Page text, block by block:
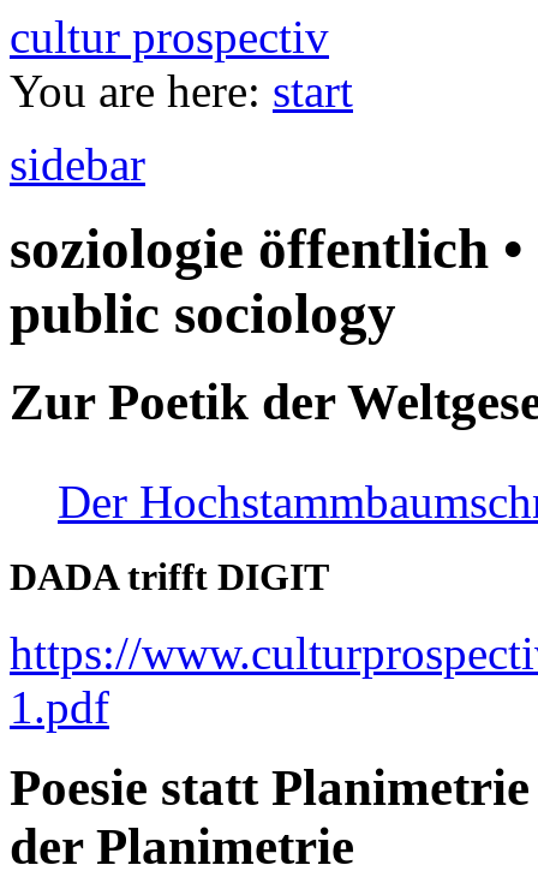
cultur prospectiv
You are here: start
sidebar
soziologie öffentlich
public sociology
Zur Poetik der
Der
DADA trifft DIGIT
https://
1.pdf
Poesie statt
der Planimetrie